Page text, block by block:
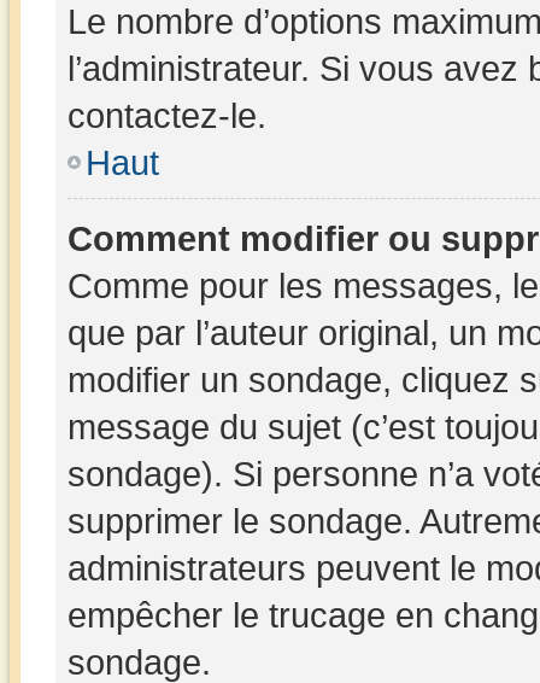
Le nombre d’options
l’administrateur. Si vous avez
contactez-le.
Haut
Comment modifier ou
Comme pour les messages,
que par l’auteur original, un
modifier un sondage, cliquez
message du sujet (c’est
sondage). Si personne n’a
supprimer le sondage.
administrateurs peuvent le
empêcher le trucage en
sondage.